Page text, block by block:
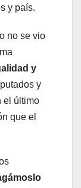
y país.
no se vio
y
y
el último
que el